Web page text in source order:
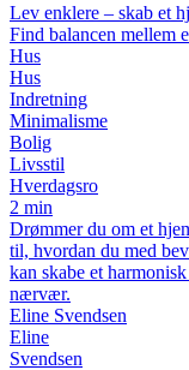
Lev enklere – skab et
Find balancen mellem
Hus
Hus
Indretning
Minimalisme
Bolig
Livsstil
Hverdagsro
2 min
Drømmer du om et
til, hvordan du med
kan skabe et
nærvær.
Eline Svendsen
Eline
Svendsen